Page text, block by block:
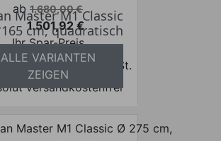
Verkaufspreis
ab 1.680,00 €
Preis
1.501,92 €
Ihr Spar-Preis
Preise inkl. ges. MwSt.
versandkostenfrei
Master M1 Classic
cm, quadratisch
ALLE VARIANTEN
ZEIGEN